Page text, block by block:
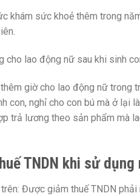
khám sức khoẻ thêm trong
cho lao động nữ sau khi sinh
giờ cho lao động nữ trong
con, nghỉ cho con bú mà ở lại
trả lương theo sản phẩm mà
TNDN khi sử
Được giảm thuế TNDN